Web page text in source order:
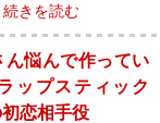
続きを読む
悩んで作ってい
ップスティック
恋相手役